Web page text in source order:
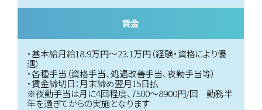
賃金
・基本給月給18.9万円〜23.1万円（経験・資格により優
遇）
・各種手当（資格手当、処遇改善手当、夜勤手当等）
・賃金締切日：月末締め翌月15日払
※夜勤手当は月に4回程度、7500～8900円/回 勤務半
年を過ぎてからの実施となります